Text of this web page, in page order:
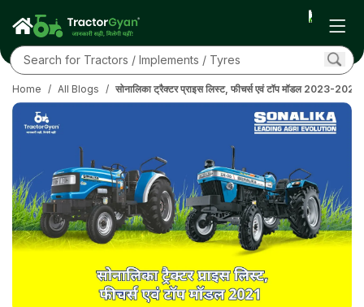
Home / All Blogs / सोनालिका ट्रैक्टर प्राइस लिस्ट, फीचर्स एवं टॉप मॉडल 2023-2025